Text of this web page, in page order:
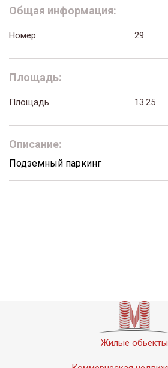
Общая информация:
Номер 29
Площадь:
Площадь 13.25
Описание:
Подземный паркинг
Жилые обьекты